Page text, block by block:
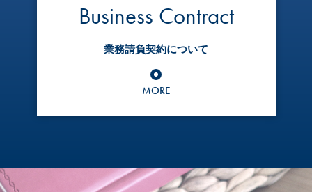
Business Contract
業務請負契約について
MORE